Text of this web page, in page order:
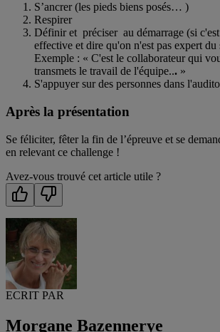
S’ancrer (les pieds biens posés… )
Respirer
Définir et préciser au démarrage (si
effective et dire qu'on n'est pas expert du
Exemple : « C'est le collaborateur qui
transmets le travail de l'équipe... »
S'appuyer sur des personnes dans
Après la présentation
Se féliciter, fêter la fin de l’épreuve et se
en relevant ce challenge !
Avez-vous trouvé cet article utile ?
ECRIT PAR
Morgane Bazennerye